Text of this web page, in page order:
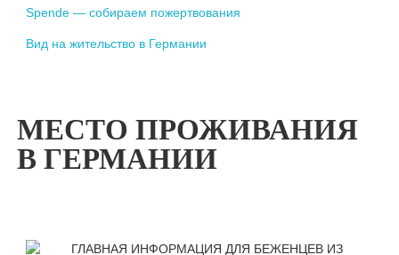
Spende — собираем пожертвования
Вид на жительство в Германии
МЕСТО ПРОЖИВАНИЯ
В ГЕРМАНИИ